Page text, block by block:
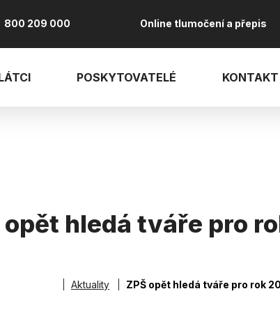
800 209 000 Online tlumočení a přepis
POSKYTOVATELÉ KONTAKT
opět hledá tváře pro
Aktuality ZPŠ opět hledá tváře pro rok